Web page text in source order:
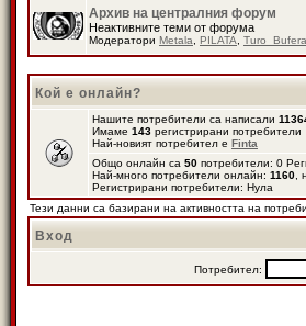
Архив на централния форум
Неактивните теми от форума
Модератори Metala PILATA Turo_Bufera
Кой е онлайн?
Нашите потребители са написали
Имаме 143 регистрирани потребители
Най-новият потребител е Finta
Общо онлайн са 50 потребители: 0
Най-много потребители онлайн: 1160 ,
Регистрирани потребители: Нула
Тези данни са базирани на активността на
Вход
Потребител: